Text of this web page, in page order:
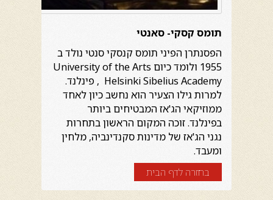
תומס קסקי- סאנטי
הפסנתרן הפיני תומס קנסקי סנטי נולד ב
1955 ולומד כיום University of the Arts
Helsinki Sibelius Academy , פינלנד.
למרות גילו הצעיר הוא נחשב כיון לאחד
ממוזיקאי הג'אז המבטיחים ביותר
בפינלנד. זוכה המקום הראשון בתחרות
נגני הג'אז של מדינות סקנדינביה, מלחין
ומעבד.
בחזרה לדף הבית